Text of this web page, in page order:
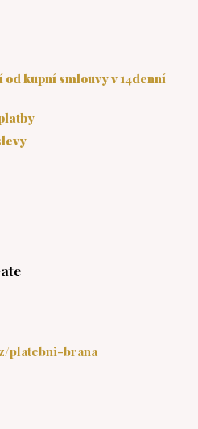
kupní smlouvy v 14denní
platebni-brana